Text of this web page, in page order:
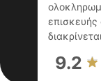
επισκευής
9.2